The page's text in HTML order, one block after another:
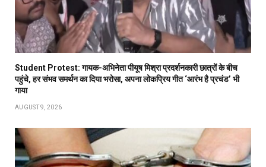
Student Protest: गायक-अभिनेता पीयूष मिश्रा प्रदर्शनकारी छात्रों के बीच
पहुंचे, हर संभव समर्थन का दिया भरोसा, अपना लोकप्रिय गीत ‘आरंभ है प्रचंड’ भी
गाया
AUGUST 9, 2026